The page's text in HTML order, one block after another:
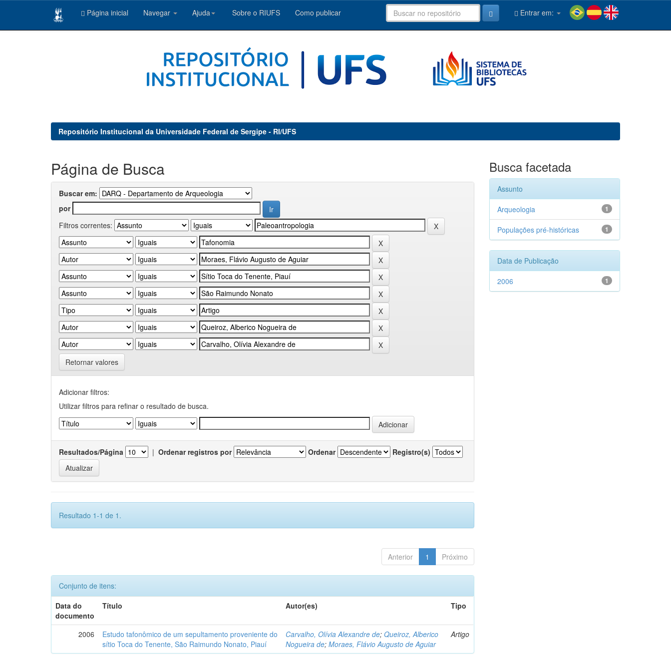
Página inicial Navegar Ajuda Sobre o RIUFS Como publicar Entrar em:
Repositório Institucional da Universidade Federal de Sergipe - RI/UFS
Página de Busca
Buscar em:
por
Filtros correntes:
Retornar valores
Adicionar filtros:
Utilizar filtros para refinar o resultado de busca.
Resultados/Página | Ordenar registros por Ordenar Registro(s)
Resultado 1-1 de 1.
Anterior 1 Próximo
Conjunto de itens:
Data do
documento
Título Autor(es) Tipo
2006
Estudo tafonômico de um sepultamento proveniente do
sítio Toca do Tenente, São Raimundo Nonato, Piauí
Carvalho, Olívia Alexandre de;Queiroz, Alberico
Nogueira de;Moraes, Flávio Augusto de Aguiar
Artigo
Busca facetada
Assunto
1
Arqueologia
1
Populações pré-históricas
Data de Publicação
1
2006